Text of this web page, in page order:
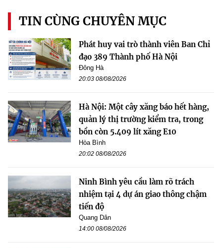
TIN CÙNG CHUYÊN MỤC
Phát huy vai trò thành viên Ban Chỉ
đạo 389 Thành phố Hà Nội
Đông Hà
20:03 08/08/2026
Hà Nội: Một cây xăng báo hết hàng,
quản lý thị trường kiểm tra, trong
bồn còn 5.409 lít xăng E10
Hòa Bình
20:02 08/08/2026
Ninh Bình yêu cầu làm rõ trách
nhiệm tại 4 dự án giao thông chậm
tiến độ
Quang Dân
14:00 08/08/2026